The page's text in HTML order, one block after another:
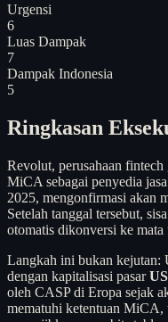
Urgensi
6
Luas Dampak
7
Dampak Indonesia
5
Ringkasan
Revolut, perusahaan
MiCA sebagai penyedia
2025, mengonfirmasi akan
Setelah tanggal tersebut,
otomatis dikonversi ke mata
Langkah ini bukan
dengan kapitalisasi pasar
oleh CASP di Eropa sejak
mematuhi ketentuan MiCA,